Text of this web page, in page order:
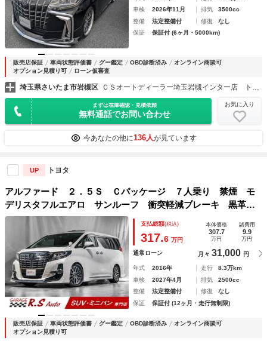
車検
2026年11月 排気
3500cc
整備
法定整備付 修復
なし
保証
保証付 (6ヶ月・5000km)
販売店保証 車両状態評価書 グー鑑定 OBD診断済み
オンライン商談可
オプション見積り可
ローン仮審査
埼玉県さいたま市岩槻区 ＣＳオートディーラー埼玉岩槻インター店 トヨタ ２０系３０系４０系アルファード／ヴェルファイア／ハイブリッド／カスタム／高品質中古車専門店
まずは在庫確認・見積依頼
無料通話でお問い合わせ
お気に入り
今あなたの他に136人が見ています
UP トヨタ
アルファード ２．５Ｓ Ｃパッケージ ７人乗り 禁煙 モ
デリスタフルエアロ サンルーフ 衝突軽減ブレーキ 黒革
両側パワスラ １８ＡＷ １０型ナビＴＶ バックカメラ １
２．１型後席モニタ ＥＴＣ レーダークルーズ ＣＤ／ＤＶ
Ｄ再生 ＢＴオーディオＵ
支払総額(税込)
317.6 万円
本体価格
307.7
万円
諸費用
9.9
万円
通常ローン 月々 31,000 円
年式 2016年 走行
8.3万km
車検
2027年4月 排気
2500cc
整備
法定整備付 修復
なし
保証
保証付 (12ヶ月・走行無制限)
販売店保証 車両状態評価書 グー鑑定 OBD診断済み
オンライン商談可
オプション見積り可